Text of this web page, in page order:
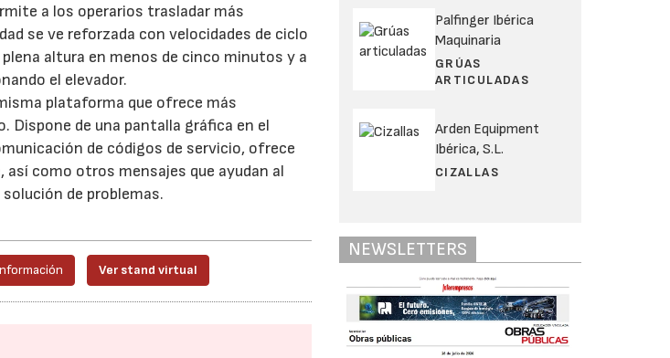
a los operarios trasladar más
se ve reforzada con velocidades de ciclo
altura en menos de cinco minutos y a
el elevador.
plataforma que ofrece más
Dispone de una pantalla gráfica en el
de códigos de servicio, ofrece
como otros mensajes que ayudan al
de problemas.
Ver stand virtual
Palfinger Ibérica
Maquinaria
GRÚAS
ARTICULADAS
Arden Equipment
Ibérica, S.L.
CIZALLAS
NEWSLETTERS